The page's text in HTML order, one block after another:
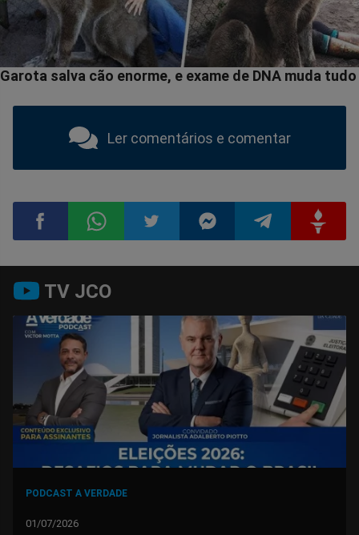
Ler comentários e comentar
Compartilhar
no
Facebook
no
Whatsapp
no
Twitter
no
Messenger
no
Telegram
no
Gettr
TV JCO
PODCAST A VERDADE
01/07/2026